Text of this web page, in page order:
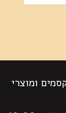
ומוצרי